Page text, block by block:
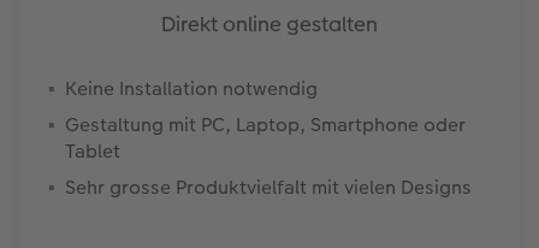
Direkt online gestalten
Keine Installation notwendig
Gestaltung mit PC, Laptop, Smartphone oder
Tablet
Sehr grosse Produktvielfalt mit vielen Designs